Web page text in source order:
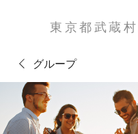
東京都武蔵
グループ